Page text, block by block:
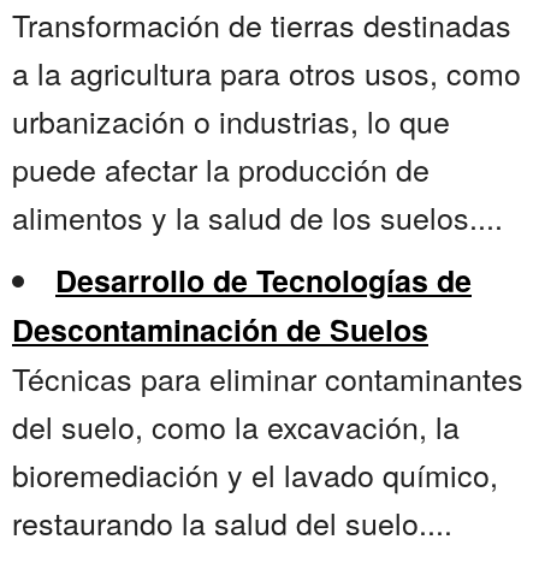
Transformación de tierras destinadas
a la agricultura para otros usos, como
urbanización o industrias, lo que
puede afectar la producción de
alimentos y la salud de los suelos....
Desarrollo de Tecnologías de
Descontaminación de Suelos
Técnicas para eliminar contaminantes
del suelo, como la excavación, la
bioremediación y el lavado químico,
restaurando la salud del suelo....